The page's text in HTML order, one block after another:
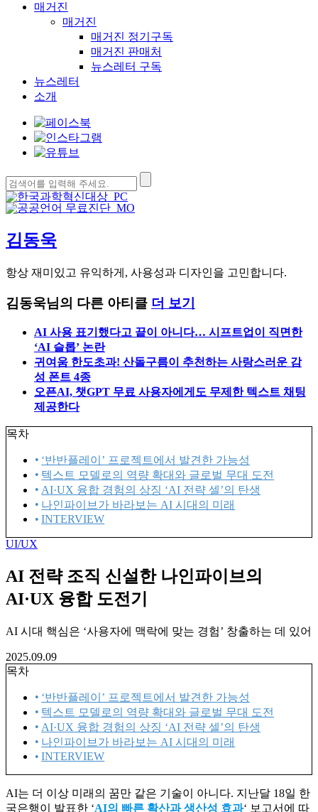
매거진
매거진
매거진 정기구독
매거진 판매처
뉴스레터 구독
뉴스레터
소개
검
색:
김동욱
항상 재미있고 유익하게, 사용성과 디자인을 고민합니다.
김동욱님의 다른 아티클 더 보기
AI 사용 표기했다고 끝이 아니다… 시프트업이 직면한
‘AI 슬롭’ 논란
귀여움 한도초과! 산돌구름이 추천하는 사랑스러운 감
성 폰트 4종
오픈AI, 챗GPT 무료 사용자에게도 무제한 텍스트 채팅
제공한다
목차
‘반반플레이’ 프로젝트에서 발견한 가능성
텍스트 모델로의 역량 확대와 글로벌 무대 도전
AI·UX 융합 경험의 상징 ‘AI 전략 셀’의 탄생
나인파이브가 바라보는 AI 시대의 미래
INTERVIEW
UI/UX
AI 전략 조직 신설한 나인파이브의
AI·UX 융합 도전기
AI 시대 핵심은 ‘사용자에 맥락에 맞는 경험’ 창출하는 데 있어
2025.09.09
목차
‘반반플레이’ 프로젝트에서 발견한 가능성
텍스트 모델로의 역량 확대와 글로벌 무대 도전
AI·UX 융합 경험의 상징 ‘AI 전략 셀’의 탄생
나인파이브가 바라보는 AI 시대의 미래
INTERVIEW
AI는 더 이상 미래의 꿈만 같은 기술이 아니다. 지난달 18일 한
국은행이 발표한 ‘AI의 빠른 확산과 생산성 효과‘ 보고서에 따